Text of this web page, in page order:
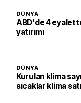
DÜNYA
ABD'de 4
yatırımı
DÜNYA
Kurulan klima
sıcaklar klima